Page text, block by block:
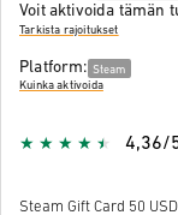
Voit aktivoida tämän
Tarkista rajoitukset
Platform: Steam
Kuinka aktivoida
4,36/
Steam Gift Card 50